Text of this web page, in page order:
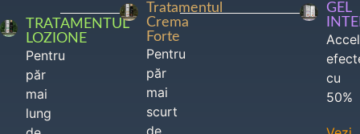
TRATAMENTUL
LOZIONE
Pentru
păr
mai
lung
Tratamentul
Crema
Forte
Pentru
păr
mai
scurt
GEL
cu
50%